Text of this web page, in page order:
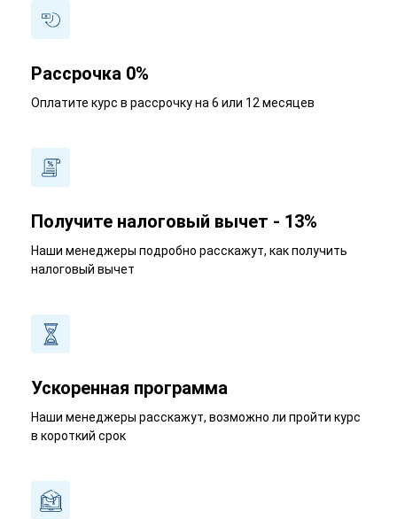
Рассрочка 0%
Оплатите курс в рассрочку на 6 или 12 месяцев
Получите налоговый вычет - 13%
Наши менеджеры подробно расскажут, как получить
налоговый вычет
Ускоренная программа
Наши менеджеры расскажут, возможно ли пройти курс
в короткий срок